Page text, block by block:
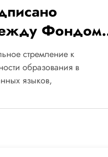
Фондом
и компанией
стремление к
образования в
языков,